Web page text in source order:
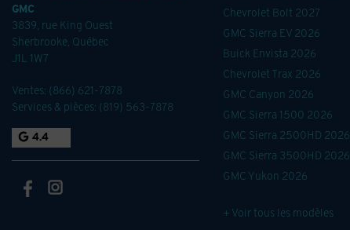
GMC
3839, rue King Ouest
Sherbrooke, Québec
J1L 1W7
Ventes: (866) 621-7878
Services & pièces: (819) 563-7878
4.4
Chevrolet Bolt 2027
GMC Sierra EV 2026
Buick Envista 2026
Chevrolet Trax 2026
GMC Canyon 2026
GMC Sierra 1500 2026
GMC Sierra 2500HD 2026
GMC Sierra 3500HD 2026
GMC Yukon 2026
+ Voir tous les modèles